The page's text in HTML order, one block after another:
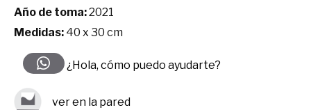
Año de toma:2021
Medidas: 40 x 30 cm
¿Hola, cómo puedo ayudarte?
ver en la pared